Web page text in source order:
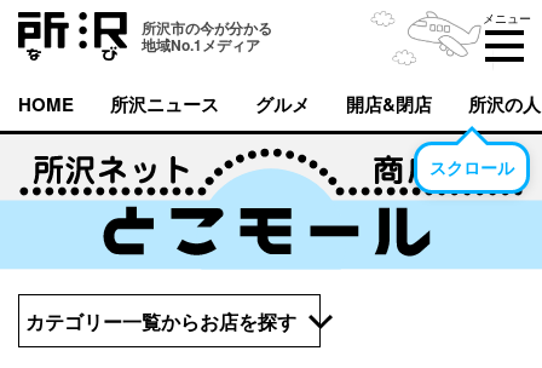
所沢市の今が分かる
地域No.1メディア
メニュー
HOME 所沢ニュース グルメ 開店&閉店 所沢の人
スクロール
カテゴリー一覧からお店を探す